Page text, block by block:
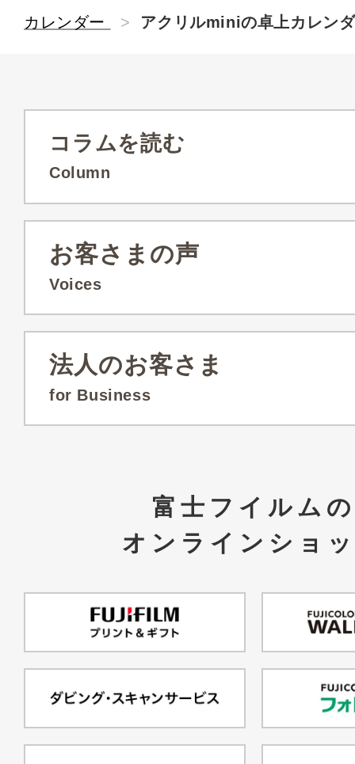
カレンダー
> アクリルminiの卓上カレン
コラムを読む
Column
お客さまの声
Voices
法人のお客さま
for Business
富士フイルムの
オンラインショ